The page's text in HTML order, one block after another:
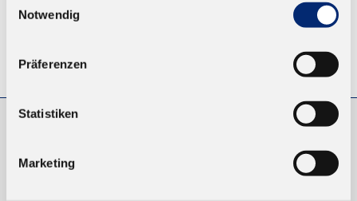
Notwendig
Präferenzen
Statistiken
Marketing
© KLEIBERIT SE & CO. KG, Max-Becker-Str. 4, 76356 Weingarten,
NEUKUNDEN